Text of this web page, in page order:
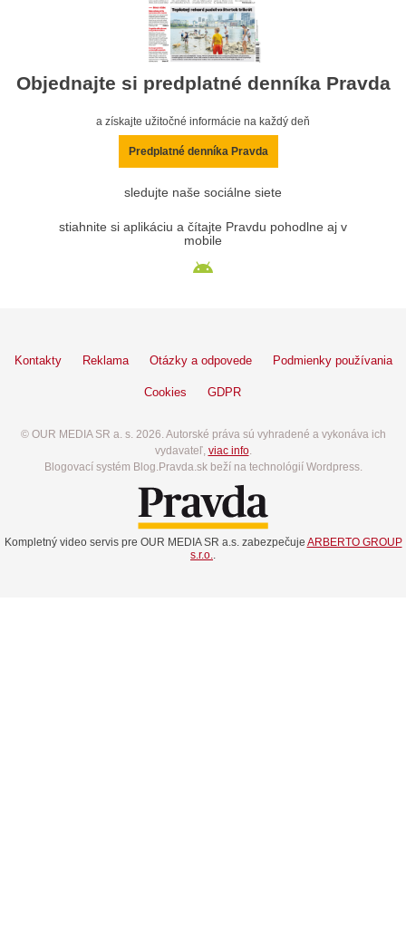
Objednajte si predplatné denníka Pravda
a získajte užitočné informácie na každý deň
Predplatné denníka Pravda
sledujte naše sociálne siete
stiahnite si aplikáciu a čítajte Pravdu pohodlne aj v
mobile
Kontakty Reklama Otázky a odpovede Podmienky používania
Cookies GDPR
© OUR MEDIA SR a. s. 2026. Autorské práva sú vyhradené a vykonáva ich
vydavateľ, viac info.
Blogovací systém Blog.Pravda.sk beží na technológií Wordpress.
Kompletný video servis pre OUR MEDIA SR a.s. zabezpečuje ARBERTO GROUP
s.r.o.